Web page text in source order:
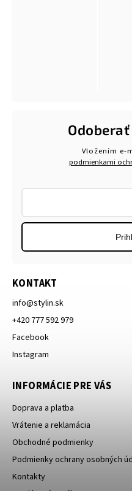
KONTAKT
info@stylin.sk
+420 777 592 979
Facebook
Instagram
INFORMÁCIE PRE VÁS
Doprava a platba
Vrátenie a reklamácia
Obchodné podmienky
Podmienky ochrany osobných
Kontakty
Vložením e-
podmienkami